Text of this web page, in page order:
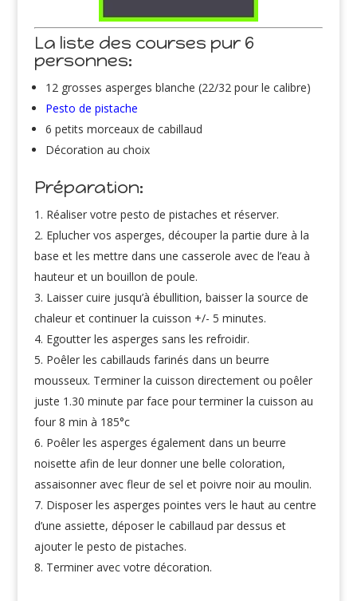
La liste des courses pur 6
personnes:
12 grosses asperges blanche (22/32 pour le calibre)
Pesto de pistache
6 petits morceaux de cabillaud
Décoration au choix
Préparation:
Réaliser votre pesto de pistaches et réserver.
Eplucher vos asperges, découper la partie dure à la
base et les mettre dans une casserole avec de l’eau à
hauteur et un bouillon de poule.
Laisser cuire jusqu’à ébullition, baisser la source de
chaleur et continuer la cuisson +/- 5 minutes.
Egoutter les asperges sans les refroidir.
Poêler les cabillauds farinés dans un beurre
mousseux. Terminer la cuisson directement ou poêler
juste 1.30 minute par face pour terminer la cuisson au
four 8 min à 185°c
Poêler les asperges également dans un beurre
noisette afin de leur donner une belle coloration,
assaisonner avec fleur de sel et poivre noir au moulin.
Disposer les asperges pointes vers le haut au centre
d’une assiette, déposer le cabillaud par dessus et
ajouter le pesto de pistaches.
Terminer avec votre décoration.